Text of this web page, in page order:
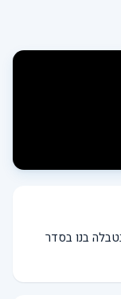
אל 4 היסודות. בטבלה בנו בסדר